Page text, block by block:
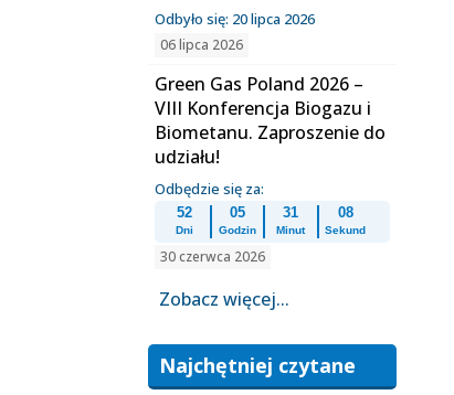
Odbyło się: 20 lipca 2026
06 lipca 2026
Green Gas Poland 2026 –
VIII Konferencja Biogazu i
Biometanu. Zaproszenie do
udziału!
Odbędzie się za:
52
Dni
05
Godzin
31
Minut
08
Sekund
30 czerwca 2026
Zobacz więcej...
Najchętniej czytane